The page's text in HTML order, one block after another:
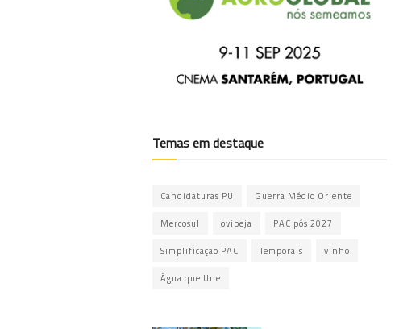
Temas em destaque
Candidaturas PU Guerra Médio Oriente
Mercosul ovibeja PAC pós 2027
Simplificação PAC Temporais vinho
Água que Une